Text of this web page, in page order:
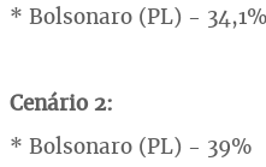
* Bolsonaro (PL) - 34,1%
Cenário 2:
* Bolsonaro (PL) - 39%